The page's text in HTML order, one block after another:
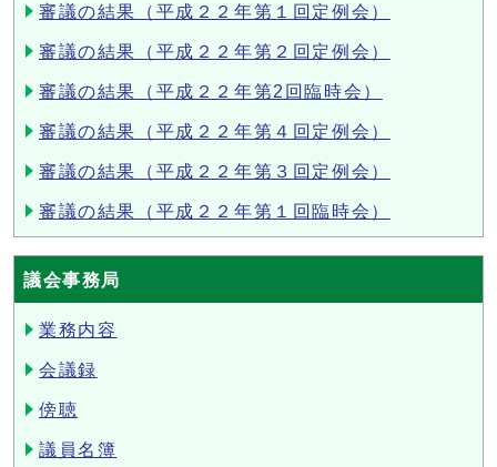
審議の結果（平成２２年第１回定例会）
審議の結果（平成２２年第２回定例会）
審議の結果（平成２２年第2回臨時会）
審議の結果（平成２２年第４回定例会）
審議の結果（平成２２年第３回定例会）
審議の結果（平成２２年第１回臨時会）
議会事務局
業務内容
会議録
傍聴
議員名簿